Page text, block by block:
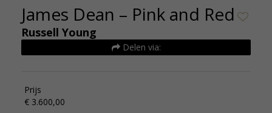
James Dean – Pink and Red
Russell Young
Delen via:
Prijs
€ 3.600,00